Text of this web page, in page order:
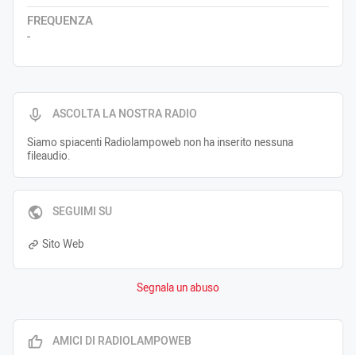
ASCOLTA LA NOSTRA RADIO
Siamo spiacenti Radiolampoweb non ha inserito nessuna
fileaudio.
SEGUIMI SU
Sito Web
Segnala un abuso
FREQUENZA
-
AMICI DI RADIOLAMPOWEB